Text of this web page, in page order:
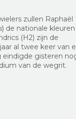
zullen Raphaël
) de nationale kleuren
(H2) zijn de
al twee keer van
eindigde gisteren
van de wegrit.